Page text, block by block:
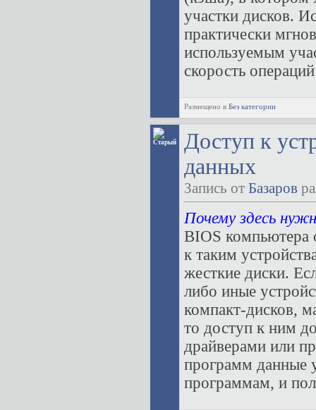
участки дисков.
практически
используемым
скорость
Размещено в Без категории
Доступ к
данных
Запись от Базаров
Почему здесь
BIOS компьютера
к таким
жесткие диски.
либо иные
компакт-дисков,
то доступ к ним
драйверами или
программ данные
программам, и